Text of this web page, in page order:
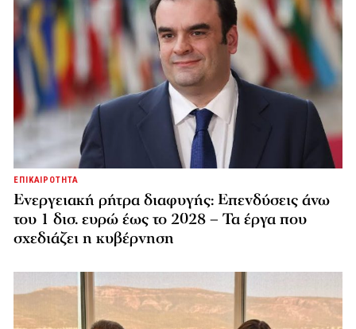
ΕΠΙΚΑΙΡΟΤΗΤΑ
Ενεργειακή ρήτρα διαφυγής: Επενδύσεις άνω
του 1 δισ. ευρώ έως το 2028 – Τα έργα που
σχεδιάζει η κυβέρνηση